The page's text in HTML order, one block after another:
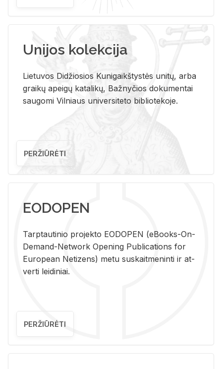
Unijos kolekcija
Lietuvos Didžiosios Kunigaikštystės unitų, arba
graikų apeigų katalikų, Bažnyčios dokumentai
saugomi Vilniaus universiteto bibliotekoje.
PERŽIŪRĖTI
EODOPEN
Tarp­tau­ti­nio pro­jek­to EO­DO­PEN (eBo­oks-On-
De­mand-Ne­twork Ope­ning Pub­li­ca­tions for
Eu­ro­pe­an Ne­ti­zens) metu su­skait­me­nin­ti ir at­
ver­ti lei­di­niai.
PERŽIŪRĖTI